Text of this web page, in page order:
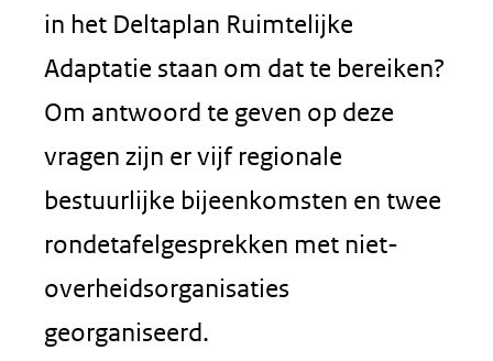
in het Deltaplan Ruimtelijke
Adaptatie staan om dat te bereiken?
Om antwoord te geven op deze
vragen zijn er vijf regionale
bestuurlijke bijeenkomsten en twee
rondetafelgesprekken met niet-
overheidsorganisaties
georganiseerd.